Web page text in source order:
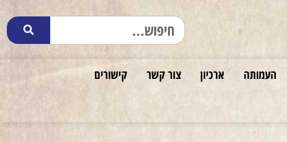
העמותה ארכיון צור קשר
קישורים